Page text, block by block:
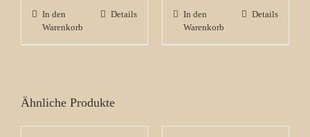
In den
Warenkorb
Details
In den
Warenkorb
Details
Ähnliche Produkte